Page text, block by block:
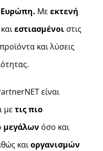
Ευρώπη. Με εκτενή
εστιασμένοιστις
και λύσεις
είναι
με τις πιο
μεγάλων όσο και
καιοργανισμών